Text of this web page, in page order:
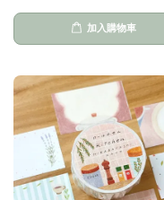
加入購物車